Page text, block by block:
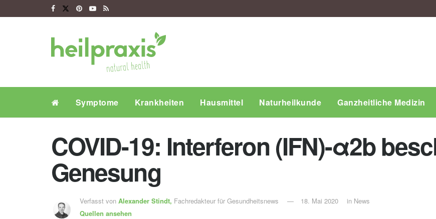
Symptome Krankheiten Hausmittel Naturheilkunde Ganzheitliche Medizin
COVID-19: Interferon (IFN)-α2b
Genesung
Verfasst von Alexander Stindt, Fachredakteur für Gesundheitsnews
Quellen ansehen
18. Mai 2020 in News